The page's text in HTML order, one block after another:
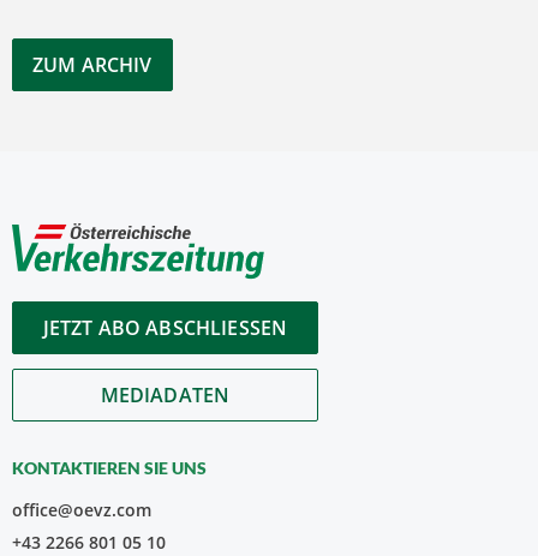
ZUM ARCHIV
JETZT ABO ABSCHLIESSEN
MEDIADATEN
KONTAKTIEREN SIE UNS
office@oevz.com
+43 2266 801 05 10